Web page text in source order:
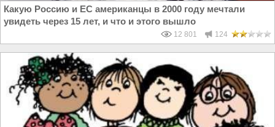
Какую Россию и ЕС американцы в 2000 году мечтали
увидеть через 15 лет, и что и этого вышло
12 801 124